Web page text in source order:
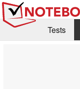
Tests